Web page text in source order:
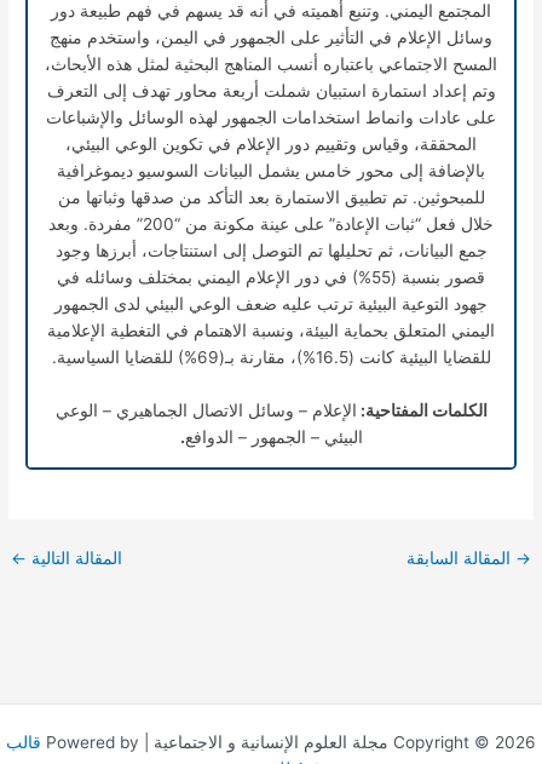
المجتمع اليمني. وتنبع أهميته في أنه قد يسهم في فهم طبيعة دور
وسائل الإعلام في التأثير على الجمهور في اليمن، واستخدم منهج
المسح الاجتماعي باعتباره أنسب المناهج البحثية لمثل هذه الأبحاث،
وتم إعداد استمارة استبيان شملت أربعة محاور تهدف إلى التعرف
على عادات وانماط استخدامات الجمهور لهذه الوسائل والإشباعات
المحققة، وقياس وتقييم دور الإعلام في تكوين الوعي البيئي،
بالإضافة إلى محور خامس يشمل البيانات السوسيو ديموغرافية
للمبحوثين. تم تطبيق الاستمارة بعد التأكد من صدقها وثباتها من
خلال فعل “ثبات الإعادة” على عينة مكونة من “200” مفردة. وبعد
جمع البيانات، ثم تحليلها تم التوصل إلى استنتاجات، أبرزها وجود
قصور بنسبة (55%) في دور الإعلام اليمني بمختلف وسائله في
جهود التوعية البيئية ترتب عليه ضعف الوعي البيئي لدى الجمهور
اليمني المتعلق بحماية البيئة، ونسبة الاهتمام في التغطية الإعلامية
للقضايا البيئية كانت (16.5%)، مقارنة بـ(69%) للقضايا السياسية.
الكلمات المفتاحية: الإعلام – وسائل الاتصال الجماهيري – الوعي
البيئي – الجمهور – الدوافع.
→ المقالة السابقة المقالة التالية ←
Copyright © 2026 مجلة العلوم الإنسانية و الاجتماعية | Powered by
قالب